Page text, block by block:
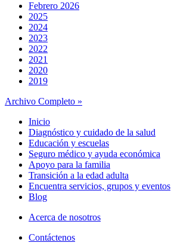
Febrero 2026
2025
2024
2023
2022
2021
2020
2019
Archivo Completo »
Inicio
Diagnóstico y cuidado de la salud
Educación y escuelas
Seguro médico y ayuda económica
Apoyo para la familia
Transición a la edad adulta
Encuentra servicios, grupos y eventos
Blog
Acerca de nosotros
Contáctenos